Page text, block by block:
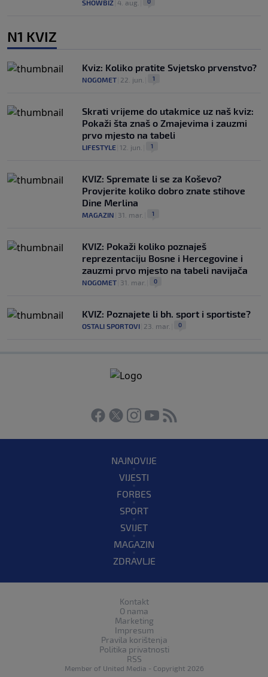
SHOWBIZ 4. aug.
N1 KVIZ
Kviz: Koliko pratite Svjetsko prvenstvo?
NOGOMET 22. jun. 1
Skrati vrijeme do utakmice uz naš kviz:
Pokaži šta znaš o Zmajevima i zauzmi
prvo mjesto na tabeli
LIFESTYLE 12. jun. 1
KVIZ: Spremate li se za Koševo?
Provjerite koliko dobro znate stihove
Dine Merlina
MAGAZIN 31. mar. 1
KVIZ: Pokaži koliko poznaješ
reprezentaciju Bosne i Hercegovine i
zauzmi prvo mjesto na tabeli navijača
NOGOMET 31. mar. 0
KVIZ: Poznajete li bh. sport i sportiste?
OSTALI SPORTOVI 23. mar. 0
NAJNOVIJE
VIJESTI
FORBES
SPORT
SVIJET
MAGAZIN
ZDRAVLJE
Kontakt
O nama
Marketing
Impresum
Pravila korištenja
Politika privatnosti
RSS
Member of United Media - Copyright 2026